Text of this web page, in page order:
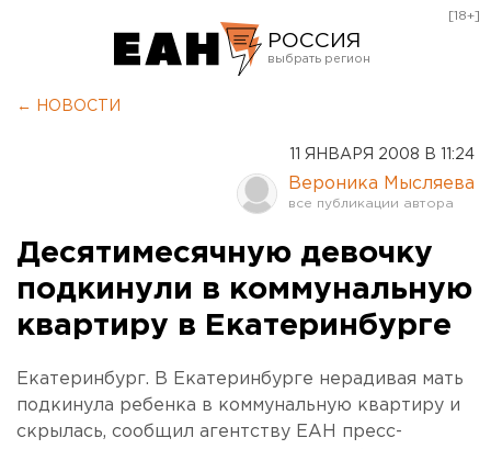
РОССИЯ
Оренбург
[18+]
← НОВОСТИ
11 ЯНВАРЯ 2008 В 11:24
Вероника Мысляева
Десятимесячную девочку
подкинули в коммунальную
квартиру в Екатеринбурге
Екатеринбург. В Екатеринбурге нерадивая мать
подкинула ребенка в коммунальную квартиру и
скрылась, сообщил агентству ЕАН пресс-